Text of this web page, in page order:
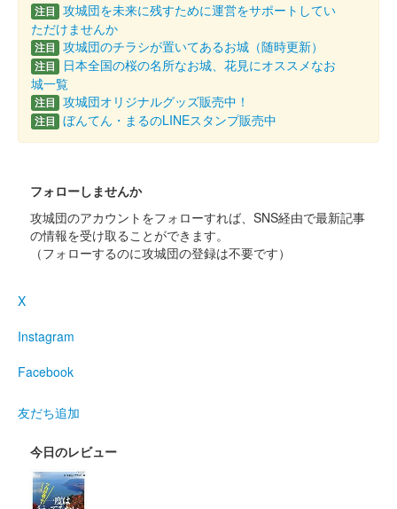
注目 攻城団を未来に残すために運営をサポートしてい
ただけませんか
注目 攻城団のチラシが置いてあるお城（随時更新）
注目
日本全国の桜の名所なお城、花見にオススメなお
城一覧
注目 攻城団オリジナルグッズ販売中！
注目 ぼんてん・まるのLINEスタンプ販売中
フォローしませんか
攻城団のアカウントをフォローすれば、SNS経由で最新記事
の情報を受け取ることができます。
（フォローするのに攻城団の登録は不要です）
X
Instagram
Facebook
友だち追加
今日のレビュー